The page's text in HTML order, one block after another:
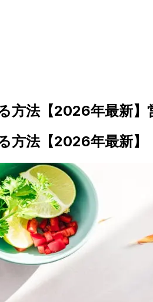
方法【2026年最新
方法【2026年最新】